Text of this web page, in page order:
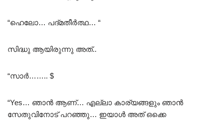
“ഹെലോ… പദ്മതീർത്ഥ… “
സിദ്ധു ആയിരുന്നു അത്..
“സാർ…….. $
“Yes… ഞാൻ ആണ്… എല്ലാ കാര്യങ്ങളും ഞാൻ
സേതുവിനോട് പറഞ്ഞു… ഇയാൾ അത് ഒക്കെ